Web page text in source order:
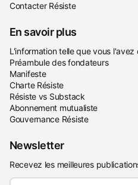
Contacter Résiste
En savoir plus
L'information telle que vous l'avez
Préambule des fondateurs
Manifeste
Charte Résiste
Résiste vs Substack
Abonnement mutualiste
Gouvernance Résiste
Newsletter
Recevez les meilleures